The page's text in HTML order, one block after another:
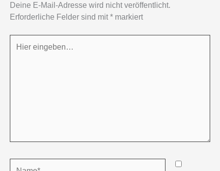
Deine E-Mail-Adresse wird nicht veröffentlicht.
Erforderliche Felder sind mit * markiert
eingeben…